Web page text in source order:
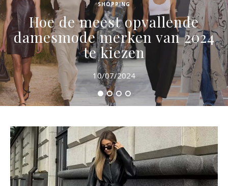
SHOPPING
Hoe de meest opvallende
damesmode merken van 2024
te kiezen
10/07/2024